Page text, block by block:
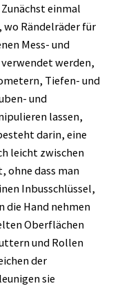
einmal
Rändelräder für
Mess- und
werden,
Tiefen- und
und
lassen,
darin, eine
leicht zwischen
ohne dass man
Inbusschlüssel,
die Hand nehmen
Oberflächen
und Rollen
der
sie